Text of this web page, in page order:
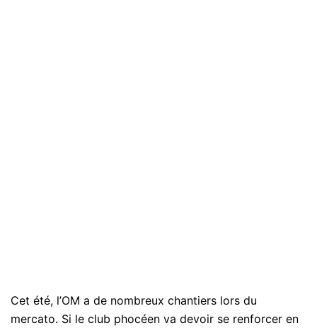
Cet été, l’OM a de nombreux chantiers lors du
mercato. Si le club phocéen va devoir se renforcer en